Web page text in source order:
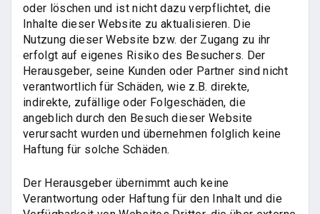
oder löschen und ist nicht dazu verpflichtet, die
Inhalte dieser Website zu aktualisieren. Die
Nutzung dieser Website bzw. der Zugang zu ihr
erfolgt auf eigenes Risiko des Besuchers. Der
Herausgeber, seine Kunden oder Partner sind nicht
verantwortlich für Schäden, wie z.B. direkte,
indirekte, zufällige oder Folgeschäden, die
angeblich durch den Besuch dieser Website
verursacht wurden und übernehmen folglich keine
Haftung für solche Schäden.
Der Herausgeber übernimmt auch keine
Verantwortung oder Haftung für den Inhalt und die